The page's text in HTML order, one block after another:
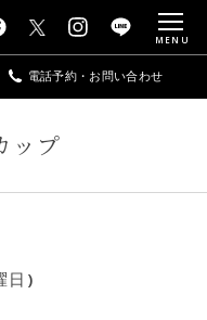
MENU
電話予約・お問い合わせ
ップ
日)